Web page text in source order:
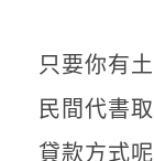
只要你有
民間代書
貸款方式